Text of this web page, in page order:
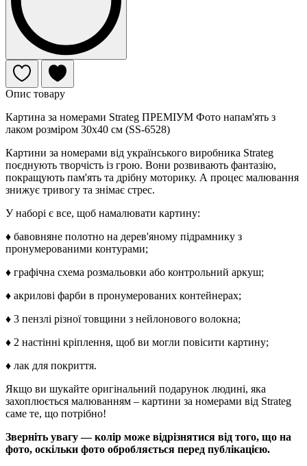
Опис товару
Картина за номерами Strateg ПРЕМІУМ Фото напам'ять з
лаком розміром 30х40 см (SS-6528)
Картини за номерами від українського виробника Strateg
поєднують творчість із грою. Вони розвивають фантазію,
покращують пам'ять та дрібну моторику. А процес малювання
знижує тривогу та знімає стрес.
У наборі є все, щоб намалювати картину:
♦ бавовняне полотно на дерев'яному підрамнику з
пронумерованими контурами;
♦ графічна схема розмальовки або контрольний аркуш;
♦ акрилові фарби в пронумерованих контейнерах;
♦ 3 пензлі різної товщини з нейлонового волокна;
♦ 2 настінні кріплення, щоб ви могли повісити картину;
♦ лак для покриття.
Якщо ви шукайте оригінальний подарунок людині, яка
захоплюється малюванням – картини за номерами від Strateg
саме те, що потрібно!
Зверніть увагу — колір може відрізнятися від того, що на
фото, оскільки фото обробляється перед публікацією.